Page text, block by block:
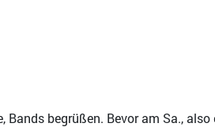
begrüßen. Bevor am Sa.,